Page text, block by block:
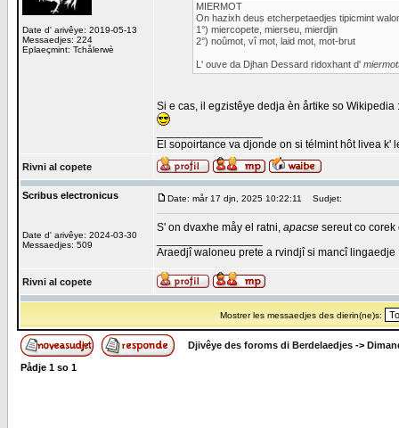
Date d' arivêye: 2019-05-13
Messaedjes: 224
Eplaeçmint: Tchålerwè
MIERMOT
On hazixh deus etcherpetaedjes tipicmint
1°) miercopete, mierseu, mierdjin
2°) noûmot, vî mot, laid mot, mot-brut
L' ouve da Djhan Dessard ridoxhant d'
Si e cas, il egzistêye dedja èn årtike so Wikipedia
El sopoirtance va djonde on si télmint hôt livea
Rivni al copete
Scribus electronicus
Date d' arivêye: 2024-03-30
Messaedjes: 509
Date: mår 17 djn, 2025 10:22:11 Sudjet:
S' on dvaxhe måy el ratni, apacse sereut co
Araedjî waloneu prete a rvindjî si mancî lingaedje
Rivni al copete
Mostrer les messaedjes des dierin(ne)s:
Djivêye des foroms di Berdelaedjes ->
Pådje 1 so 1